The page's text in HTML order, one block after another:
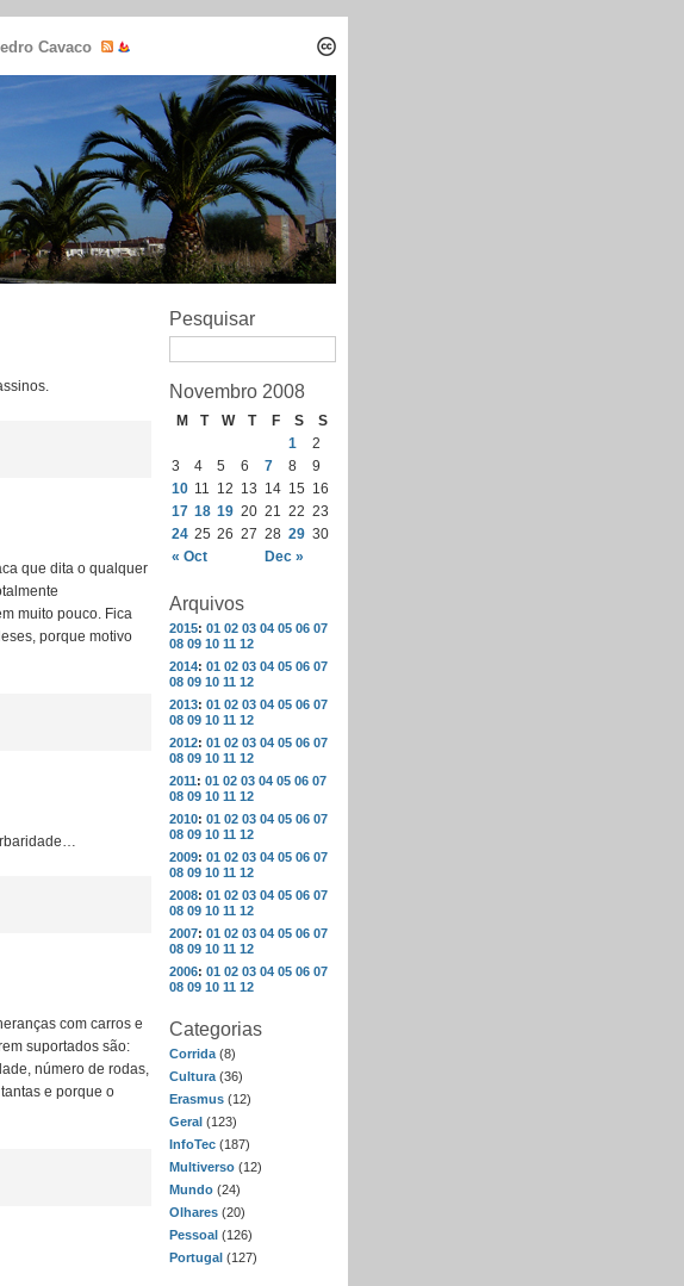
Cavaco
Pesquisar
Novembro 2008
M T W T F S S
« Oct Dec »
1
2
3
4 5 6 7 8
9
10 11 12 13 14 15 16
17 18 19 20 21 22 23
24 25 26 27 28 29 30
Arquivos
2015: 01 02 03 04 05 06 07
08 09 10 11 12
2014: 01 02 03 04 05 06 07
08 09 10 11 12
2013: 01 02 03 04 05 06 07
08 09 10 11 12
2012: 01 02 03 04 05 06 07
08 09 10 11 12
2011: 01 02 03 04 05 06 07
08 09 10 11 12
2010: 01 02 03 04 05 06 07
08 09 10 11 12
2009: 01 02 03 04 05 06 07
08 09 10 11 12
2008: 01 02 03 04 05 06 07
08 09 10 11 12
2007: 01 02 03 04 05 06 07
08 09 10 11 12
2006: 01 02 03 04 05 06 07
08 09 10 11 12
Categorias
Corrida (8)
Cultura (36)
Erasmus (12)
Geral (123)
InfoTec (187)
Multiverso (12)
Mundo (24)
Olhares (20)
Pessoal (126)
Portugal (127)
que dita o qualquer
muito pouco. Fica
porque motivo
com carros e
suportados são:
número de rodas,
e porque o